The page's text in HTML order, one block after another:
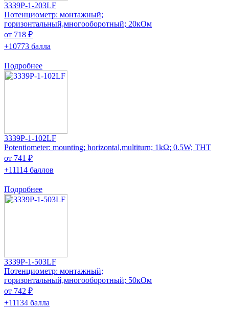
3339P-1-203LF
Потенциометр: монтажный;
горизонтальный,многооборотный; 20кОм
от 718 ₽
+10773 балла
Подробнее
3339P-1-102LF
Potentiometer: mounting; horizontal,multiturn; 1kΩ; 0.5W; THT
от 741 ₽
+11114 баллов
Подробнее
3339P-1-503LF
Потенциометр: монтажный;
горизонтальный,многооборотный; 50кОм
от 742 ₽
+11134 балла